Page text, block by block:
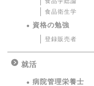
食品衛生学
資格の勉強
登録販売者
就活
病院管理栄養士